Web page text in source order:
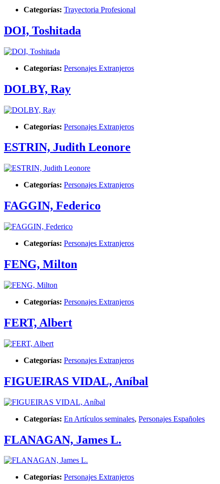
Categorías: Trayectoria Profesional
DOI, Toshitada
Categorías: Personajes Extranjeros
DOLBY, Ray
Categorías: Personajes Extranjeros
ESTRIN, Judith Leonore
Categorías: Personajes Extranjeros
FAGGIN, Federico
Categorías: Personajes Extranjeros
FENG, Milton
Categorías: Personajes Extranjeros
FERT, Albert
Categorías: Personajes Extranjeros
FIGUEIRAS VIDAL, Aníbal
Categorías: En Artículos seminales, Personajes Españoles
FLANAGAN, James L.
Categorías: Personajes Extranjeros